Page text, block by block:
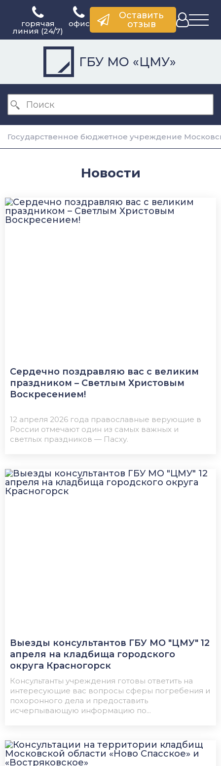
горячая
линия (24/7)
офис
Оставить
отзыв
ГБУ МО «ЦМУ»
Государственное бюджетное учреждение
Новости
Сердечно поздравляю вас с великим
праздником – Светлым Христовым
Воскресением!
12 апреля 2026 года православные верующие в
России отмечают один из самых важных и
светлых праздников — Пасху.
Выезды консультантов ГБУ МО "ЦМУ" 12
апреля на кладбища городского
округа Красногорск
Консультанты учреждения готовы ответить на
интересующие вас вопросы сферы погребения и
похоронного дела и предоставить
исчерпывающую информацию по...